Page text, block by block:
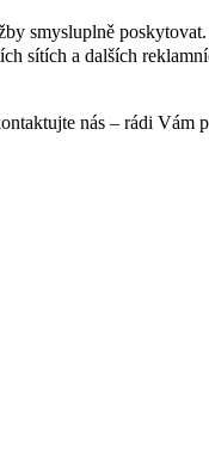
smysluplně poskytovat.
sítích a dalších
nás – rádi Vám